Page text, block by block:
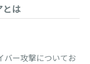
とは
バー攻撃についてお